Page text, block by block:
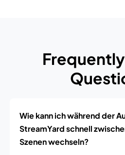
Wie kann ich während der
StreamYard schnell
Szenen wechseln?